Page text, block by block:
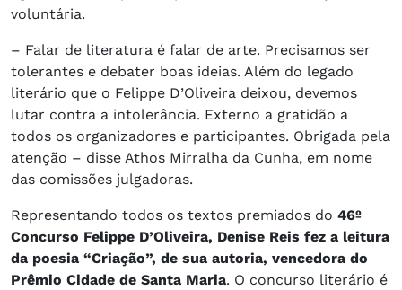
voluntária.
– Falar de literatura é falar de arte. Precisamos ser
tolerantes e debater boas ideias. Além do legado
literário que o Felippe D’Oliveira deixou, devemos
lutar contra a intolerância. Externo a gratidão a
todos os organizadores e participantes. Obrigada pela
atenção – disse Athos Mirralha da Cunha, em nome
das comissões julgadoras.
Representando todos os textos premiados do 46º
Concurso Felippe D’Oliveira, Denise Reis fez a leitura
da poesia “Criação”, de sua autoria, vencedora do
Prêmio Cidade de Santa Maria. O concurso literário é